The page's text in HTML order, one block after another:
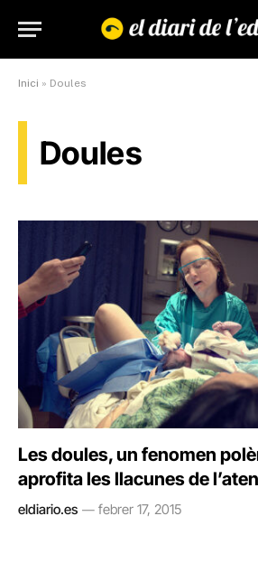
Inici » Doules
Doules
Les doules, un fenomen
aprofita les llacunes de
eldiario.es febrer 17, 2015